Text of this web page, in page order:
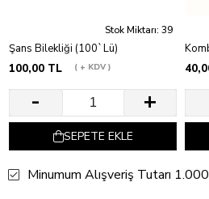
Stok Miktarı: 39
Şans Bilekliği (100`Lü)
100,00 TL
+ KDV
SEPETE EKLE
Minumum Alışveriş Tutarı